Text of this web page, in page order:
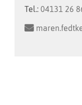
Tel.: 04131 26